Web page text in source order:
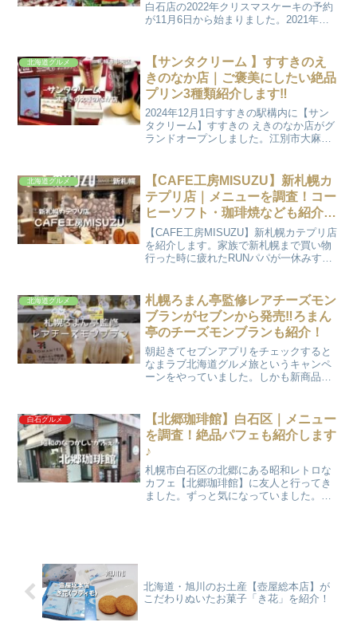
白石店の2022年クリスマスケーキの予約
が11月6日から始まりました。2021年
でした。RUNパパ数量限定で、すでに数
量分予約さ...
北海道グルメ
【サンタクリーム 】すすきのえ
きのなか店｜ご褒美にしたい絶品
プリン3種類紹介します‼
2024年12月1日すすきの駅構内に【サン
タクリーム】すすきの えきのなか店がグ
ランドオープンしました。江別市大麻に
【サンタクリーム 】すすきの えきのなか
店はテ...
北海道グルメ
【CAFE工房MISUZU】新札幌カ
テプリ店｜メニューを調査！コー
ヒーソフト・珈琲焼なども紹介し
ます♪
【CAFE工房MISUZU】新札幌カテプリ店
を紹介します。家族で新札幌まで買い物
行った時に疲れたRUNパパが一休みする
んで一休みします。昔から美鈴さんのコ
ーヒ...
北海道グルメ
札幌ろまん亭監修レアチーズモン
ブランがセブンから発売‼ろまん
亭のチーズモンブランも紹介！
朝起きてセブンアプリをチェックすると
なまラブ北海道グルメ旅というキャンペ
ーンをやっていました。しかも新商品で
やつがセブンで売ってるなんて…もう行
くしかないよね！聞く...
白石グルメ
【北郷珈琲館】白石区｜メニュー
を調査！絶品パフェも紹介します
♪
札幌市白石区の北郷にある昭和レトロな
カフェ【北郷珈琲館】に友人と行ってき
ました。ずっと気になっていました。今
北海道・旭川のお土産【壺屋総本店】が
こだわりぬいたお菓子「き花」を紹介！